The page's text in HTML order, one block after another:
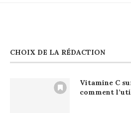
CHOIX DE LA RÉDACTION
Vitamine C
comment